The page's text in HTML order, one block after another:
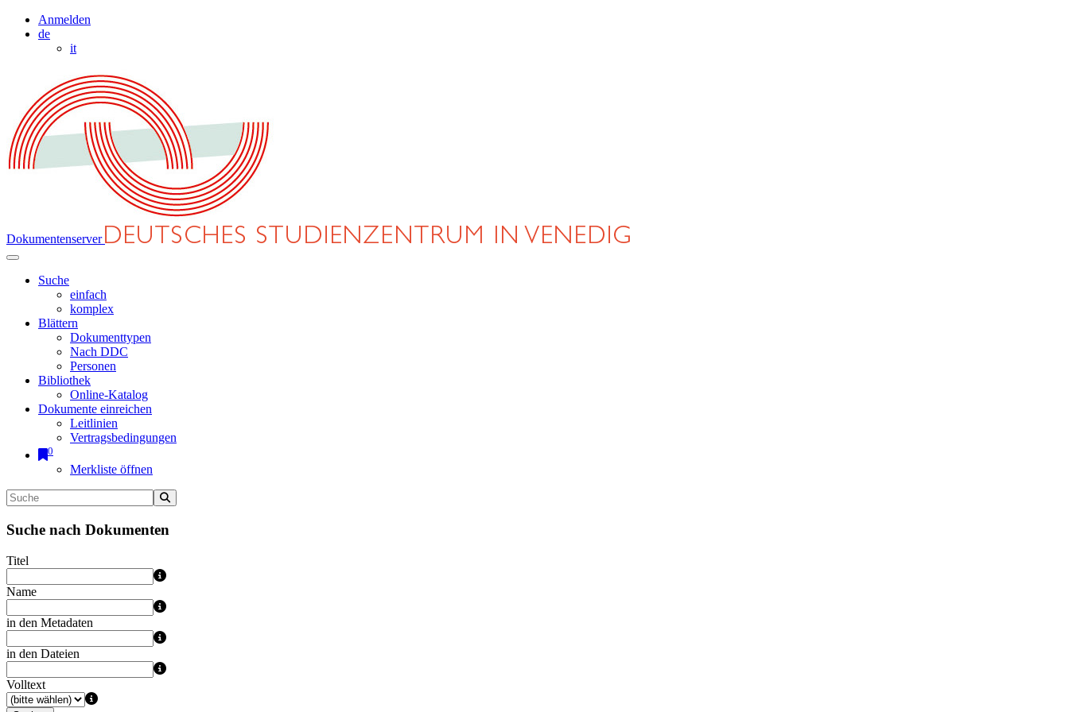
Anmelden
de
it
Dokumentenserver
Suche
einfach
komplex
Blättern
Dokumenttypen
Nach DDC
Personen
Bibliothek
Online-Katalog
Dokumente einreichen
Leitlinien
Vertragsbedingungen
0
Merkliste öffnen
Suche nach Dokumenten
Titel
Name
in den Metadaten
in den Dateien
Volltext